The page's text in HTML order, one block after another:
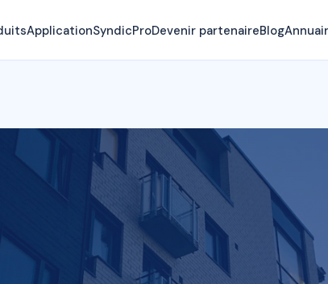
ApplicationSyndicProDevenir partenaireBlog